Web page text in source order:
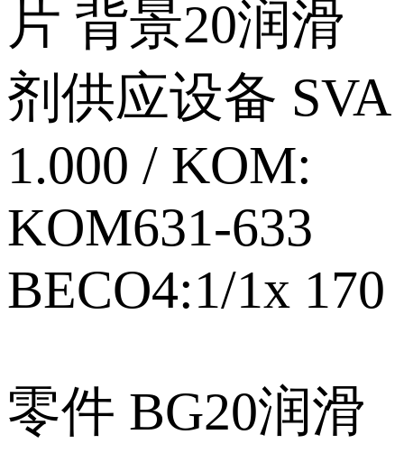
片 背景20润滑
剂供应设备 SVA
1.000 / KOM:
KOM631‑633
BECO4:1/1x 170
零件 BG20润滑